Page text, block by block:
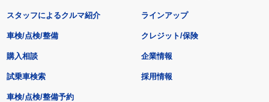
スタッフによるクルマ紹介 ラインアップ
車検/点検/整備 クレジット/保険
購入相談
試乗車検索
車検/点検/整備予約
企業情報
採用情報